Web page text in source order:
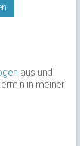
aus und
in meiner